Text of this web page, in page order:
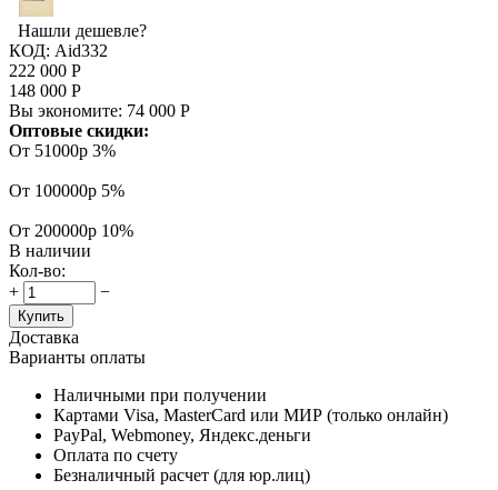
Нашли дешевле?
КОД: Aid332
222 000 Р
148 000 Р
Вы экономите: 74 000 Р
Оптовые скидки:
От 51000р 3%
От 100000р 5%
От 200000р 10%
В наличии
Кол-во:
+
−
Купить
Доставка
Варианты оплаты
Наличными при получении
Картами Visa, MasterCard или МИР (только онлайн)
PayPal, Webmoney, Яндекс.деньги
Оплата по счету
Безналичный расчет (для юр.лиц)